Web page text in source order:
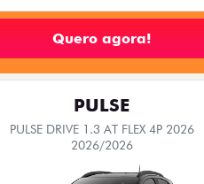
Quero agora!
PULSE
PULSE DRIVE 1.3 AT FLEX 4P 2026
2026/2026